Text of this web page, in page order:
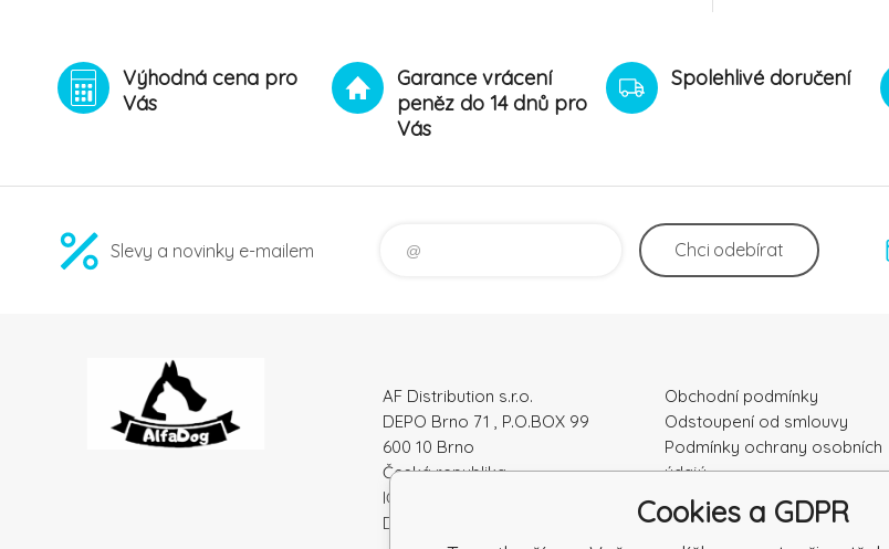
Výhodná cena pro
Vás
Garance vrácení
peněz do 14 dnů pro
Vás
Spolehlivé doručení
Slevy a novinky e-mailem Chci odebírat
AF Distribution s.r.o.
DEPO Brno 71 , P.O.BOX 99
600 10 Brno
Česká republika
IČO: 52010180
DIČ: SK2120864328
Obchodní podmínky
Odstoupení od smlouvy
Podmínky ochrany osobních
údajú
Kontakty
Záruka a Reklamace
Cookies a GDPR